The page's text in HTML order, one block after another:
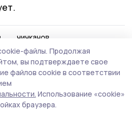
чичканов
Тамбовская область
файлы. Продолжая
вы подтверждаете свое
файлов cookie в соответствии
Использование «cookie»
браузера.